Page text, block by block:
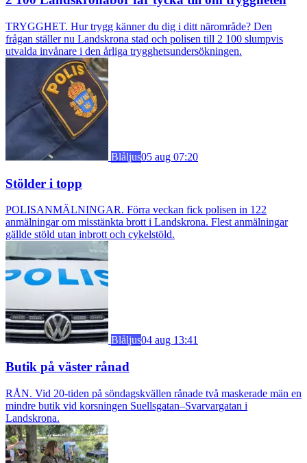
TRYGGHET. Hur trygg känner du dig i ditt närområde? Den
frågan ställer nu Landskrona stad och polisen till 2 100 slumpvis
utvalda invånare i den årliga trygghetsundersökningen.
Blåljus05 aug 07:20
Stölder i topp
POLISANMÄLNINGAR. Förra veckan fick polisen in 122
anmälningar om misstänkta brott i Landskrona. Flest anmälningar
gällde stöld utan inbrott och cykelstöld.
Blåljus04 aug 13:41
Butik på väster rånad
RÅN. Vid 20-tiden på söndagskvällen rånade två maskerade män en
mindre butik vid korsningen Suellsgatan–Svarvargatan i
Landskrona.